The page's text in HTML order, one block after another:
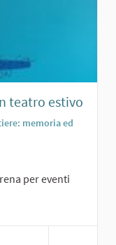
teatro estivo
memoria ed
per eventi